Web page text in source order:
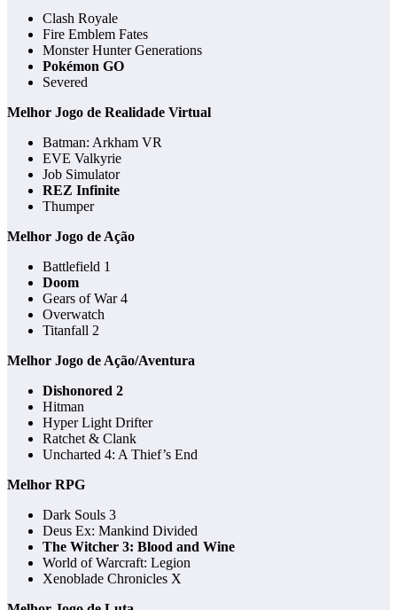
Clash Royale
Fire Emblem Fates
Monster Hunter Generations
Pokémon GO
Severed
Melhor Jogo de Realidade Virtual
Batman: Arkham VR
EVE Valkyrie
Job Simulator
REZ Infinite
Thumper
Melhor Jogo de Ação
Battlefield 1
Doom
Gears of War 4
Overwatch
Titanfall 2
Melhor Jogo de Ação/Aventura
Dishonored 2
Hitman
Hyper Light Drifter
Ratchet & Clank
Uncharted 4: A Thief’s End
Melhor RPG
Dark Souls 3
Deus Ex: Mankind Divided
The Witcher 3: Blood and Wine
World of Warcraft: Legion
Xenoblade Chronicles X